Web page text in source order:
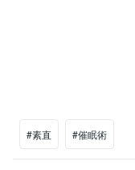
#素直 #催眠術